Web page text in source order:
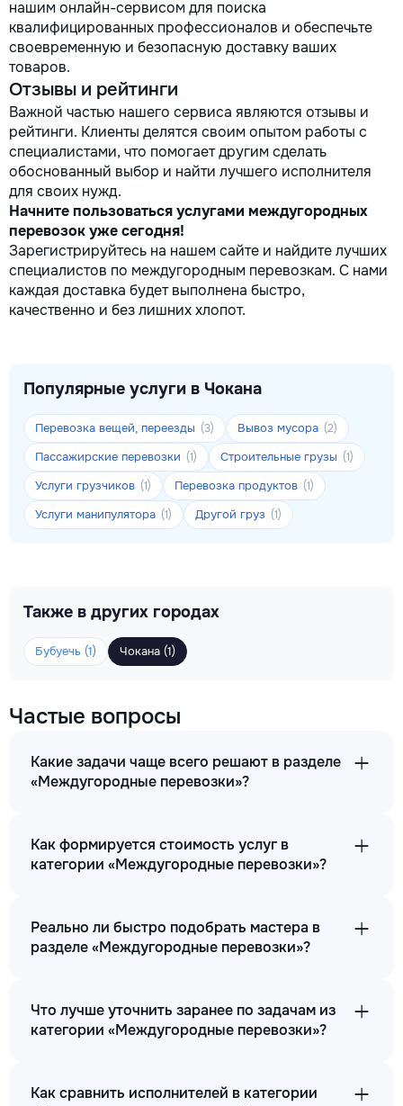
нашим онлайн-сервисом для поиска
квалифицированных профессионалов и обеспечьте
своевременную и безопасную доставку ваших
товаров.
Отзывы и рейтинги
Важной частью нашего сервиса являются отзывы и
рейтинги. Клиенты делятся своим опытом работы с
специалистами, что помогает другим сделать
обоснованный выбор и найти лучшего исполнителя
для своих нужд.
Начните пользоваться услугами междугородных
перевозок уже сегодня!
Зарегистрируйтесь на нашем сайте и найдите лучших
специалистов по междугородным перевозкам. С нами
каждая доставка будет выполнена быстро,
качественно и без лишних хлопот.
Популярные услуги в Чокана
Перевозка вещей, переезды (3) Вывоз мусора (2)
Пассажирские перевозки (1) Строительные грузы (1)
Услуги грузчиков (1) Перевозка продуктов (1)
Услуги манипулятора (1) Другой груз (1)
Также в других городах
Бубуечь (1) Чокана (1)
Частые вопросы
Какие задачи чаще всего решают в разделе
«Междугородные перевозки»?
Как формируется стоимость услуг в
категории «Междугородные перевозки»?
Реально ли быстро подобрать мастера в
разделе «Междугородные перевозки»?
Что лучше уточнить заранее по задачам из
категории «Междугородные перевозки»?
Как сравнить исполнителей в категории